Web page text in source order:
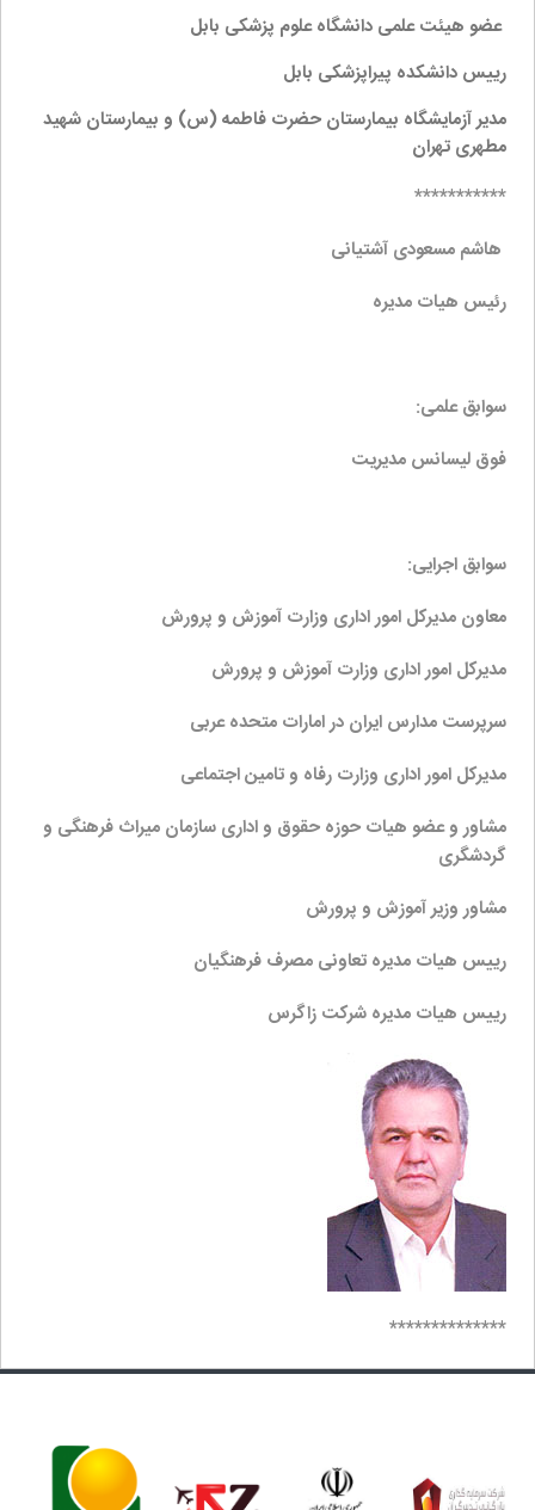
ﻋﻀﻮ ﻫﯿﺌﺖ ﻋﻠﻤﯽ داﻧﺸﮕﺎه ﻋﻠﻮم ﭘﺰﺷﮑﯽ ﺑﺎﺑﻞ
رﯾﯿﺲ داﻧﺸﮑﺪه ﭘﯿﺮاﭘﺰﺷﮑﯽ ﺑﺎﺑﻞ
مدیر آزمایشگاه بیمارستان حضرت فاطمه (س) و بیمارستان شهید
مطهری تهران
***********
هاشم مسعودی آشتیانی
رئیس هیات مدیره
سوابق علمی:
فوق لیسانس مدیریت
سوابق اجرایی:
معاون مدیرکل امور اداری وزارت آموزش و پرورش
مدیرکل امور اداری وزارت آموزش و پرورش
سرپرست مدارس ایران در امارات متحده عربی
مدیرکل امور اداری وزارت رفاه و تامین اجتماعی
مشاور و عضو هیات حوزه حقوق و اداری سازمان میراث فرهنگی و
گردشگری
مشاور وزیر آموزش و پرورش
رییس هیات مدیره تعاونی مصرف فرهنگیان
رییس هیات مدیره شرکت زاگرس
**************